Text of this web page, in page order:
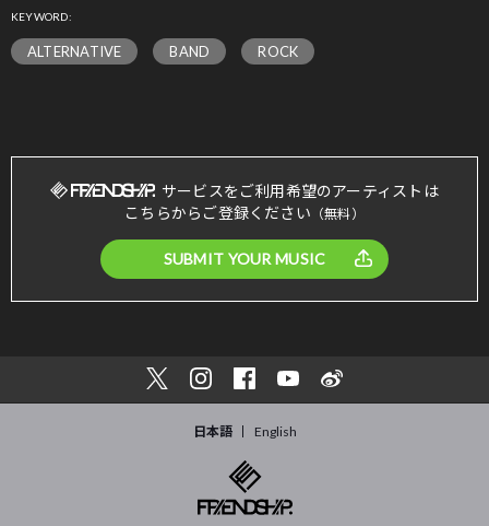
KEYWORD:
ALTERNATIVE BAND ROCK
サービスをご利用希望のアーティストは
こちらからご登録ください （無料）
SUBMIT YOUR MUSIC
日本語 English